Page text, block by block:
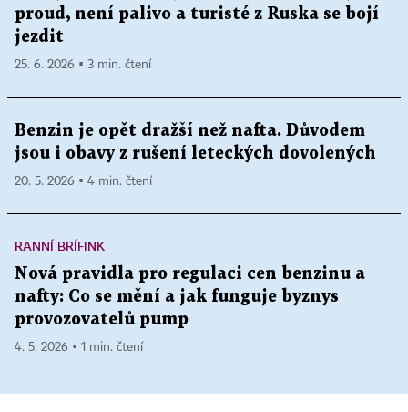
proud, není palivo a turisté z Ruska se bojí
jezdit
25. 6. 2026 ▪ 3 min. čtení
Benzin je opět dražší než nafta. Důvodem
jsou i obavy z rušení leteckých dovolených
20. 5. 2026 ▪ 4 min. čtení
RANNÍ BRÍFINK
Nová pravidla pro regulaci cen benzinu a
nafty: Co se mění a jak funguje byznys
provozovatelů pump
4. 5. 2026 ▪ 1 min. čtení